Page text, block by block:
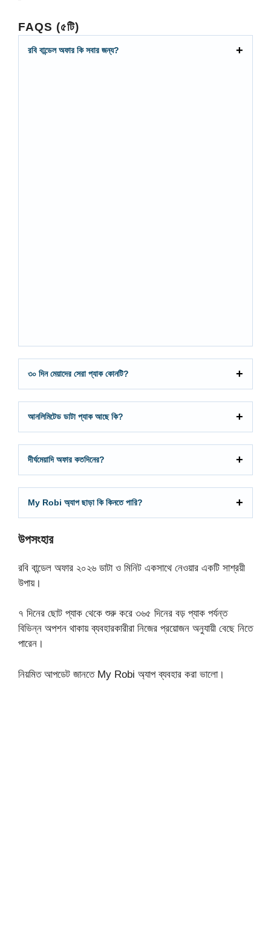
FAQS (৫টি)
রবি বান্ডেল অফার কি সবার জন্য?
৩০ দিন মেয়াদের সেরা প্যাক কোনটি?
আনলিমিটেড ডাটা প্যাক আছে কি?
দীর্ঘমেয়াদি অফার কতদিনের?
My Robi অ্যাপ ছাড়া কি কিনতে পারি?
উপসংহার
রবি বান্ডেল অফার ২০২৬ ডাটা ও মিনিট একসাথে নেওয়ার একটি সাশ্রয়ী
উপায়।
৭ দিনের ছোট প্যাক থেকে শুরু করে ৩৬৫ দিনের বড় প্যাক পর্যন্ত
বিভিন্ন অপশন থাকায় ব্যবহারকারীরা নিজের প্রয়োজন অনুযায়ী বেছে নিতে
পারেন।
নিয়মিত আপডেট জানতে My Robi অ্যাপ ব্যবহার করা ভালো।